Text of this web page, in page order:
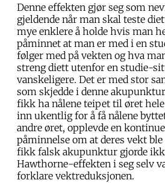
Denne effekten gjør seg som
gjeldende når man skal teste
mye enklere å holde hvis man
påminnet at man er med i en
følger med på vekten og hva
streng diett utenfor en studie-
vanskeligere. Det er med stor
som skjedde i denne
fikk ha nålene teipet til øret
inn ukentlig for å få nålene
andre øret, opplevde en
påminnelse om at deres vekt
fikk falsk akupunktur gjorde
Hawthorne-effekten i seg selv
forklare vektreduksjonen.